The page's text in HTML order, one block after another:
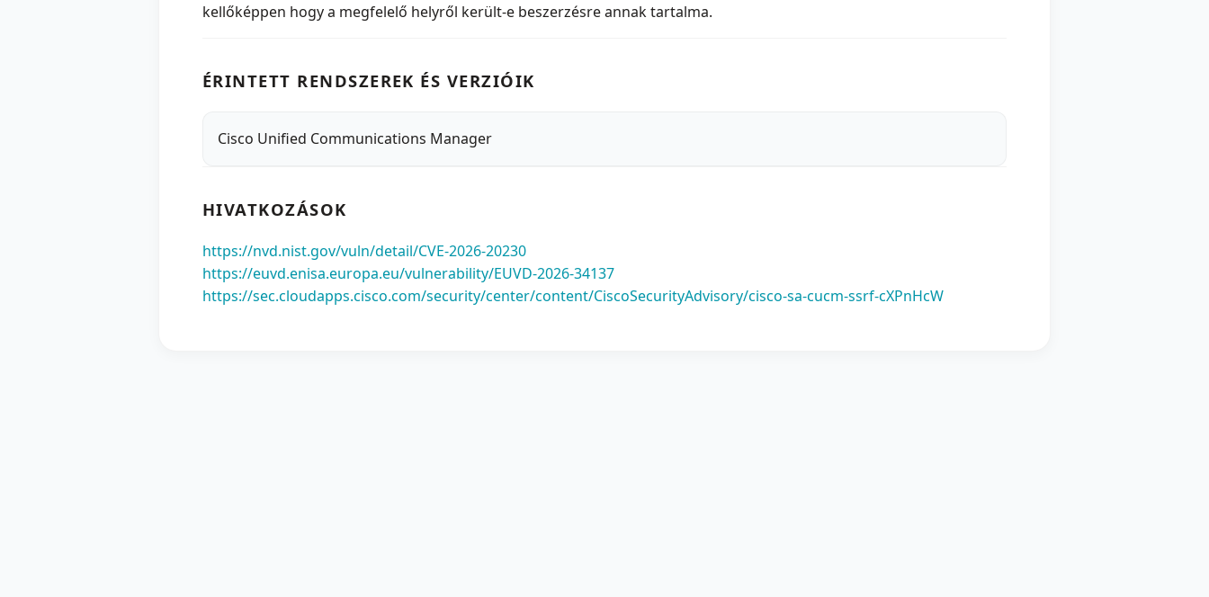
kellőképpen hogy a megfelelő helyről került-e beszerzésre annak tartalma.
ÉRINTETT RENDSZEREK ÉS VERZIÓIK
Cisco Unified Communications Manager
HIVATKOZÁSOK
https://nvd.nist.gov/vuln/detail/CVE-2026-20230
https://euvd.enisa.europa.eu/vulnerability/EUVD-2026-34137
https://sec.cloudapps.cisco.com/security/center/content/CiscoSecurityAdvisory/cisco-sa-cucm-ssrf-cXPnHcW